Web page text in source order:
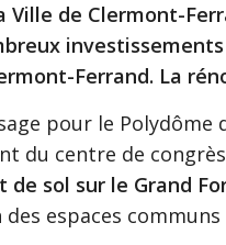
Ville de Clermont-
Ferrand. La
pour le Polydôme
du centre de
de sol sur le Grand
espaces